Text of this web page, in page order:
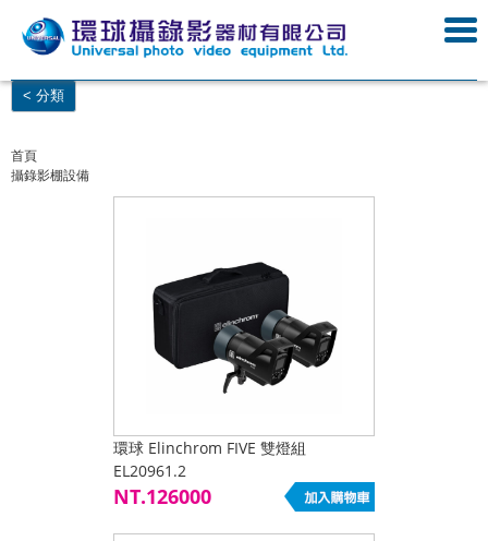
< 分類
首頁
攝錄影棚設備
環球 Elinchrom FIVE 雙燈組
EL20961.2
NT.126000